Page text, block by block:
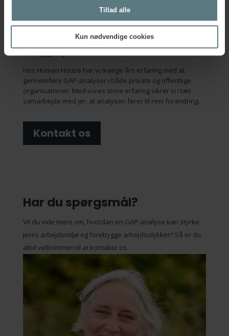
Tillad alle
Kun nødvendige cookies
Et godt arbejdsmiljø starter med gode intentioner, men
kræver viden, struktur og handling for at rykke noget. Alt
det får din virksomhed med GAP-analysen, fordi den giver
et konkret udgangspunkt for at styrke arbejdsmiljøet og
forebygge ulykker.
Hos Human House har vi mange års erfaring med at
gennemføre GAP-analyser i både private og offentlige
organisationer. Med vores store erfaring sikrer vi i tæt
samarbejde med jer, at analysen fører til reel forandring.
Kontakt os
Har du spørgsmål?
Vil du vide mere om, hvordan en GAP-analyse kan styrke
jeres arbejdsmiljø og forebygge arbejdsulykker? Så er du
altid velkommen til at kontakte os.